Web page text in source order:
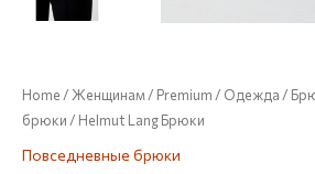
Home / Женщинам/ Premium / Одежда /
брюки / Helmut Lang Брюки
Повседневные брюки